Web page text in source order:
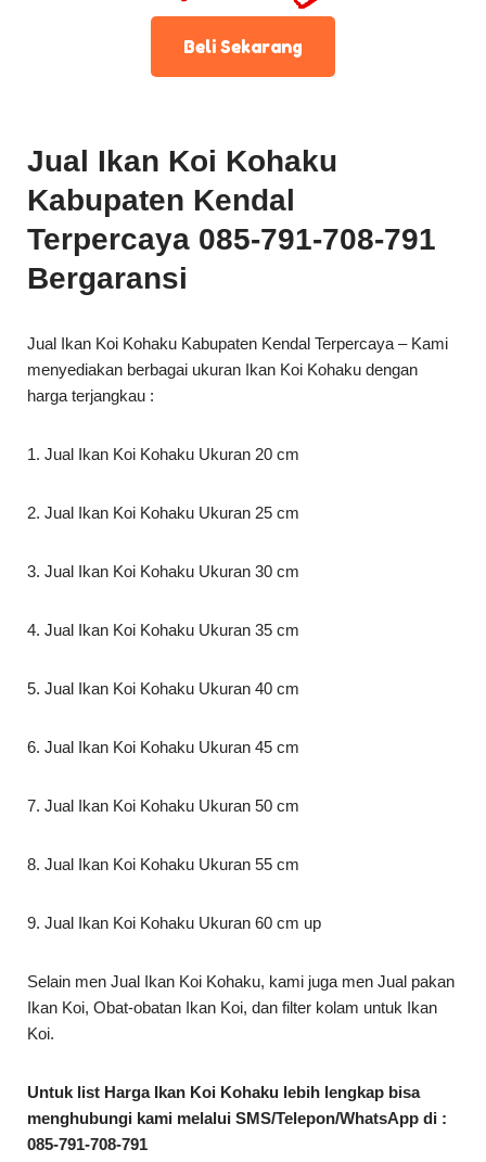
Beli Sekarang
Jual Ikan Koi Kohaku
Kabupaten Kendal
Terpercaya 085-791-708-791
Bergaransi
Jual Ikan Koi Kohaku Kabupaten Kendal Terpercaya – Kami
menyediakan berbagai ukuran Ikan Koi Kohaku dengan
harga terjangkau :
1. Jual Ikan Koi Kohaku Ukuran 20 cm
2. Jual Ikan Koi Kohaku Ukuran 25 cm
3. Jual Ikan Koi Kohaku Ukuran 30 cm
4. Jual Ikan Koi Kohaku Ukuran 35 cm
5. Jual Ikan Koi Kohaku Ukuran 40 cm
6. Jual Ikan Koi Kohaku Ukuran 45 cm
7. Jual Ikan Koi Kohaku Ukuran 50 cm
8. Jual Ikan Koi Kohaku Ukuran 55 cm
9. Jual Ikan Koi Kohaku Ukuran 60 cm up
Selain men Jual Ikan Koi Kohaku, kami juga men Jual pakan
Ikan Koi, Obat-obatan Ikan Koi, dan filter kolam untuk Ikan
Koi.
Untuk list Harga Ikan Koi Kohaku lebih lengkap bisa
menghubungi kami melalui SMS/Telepon/WhatsApp di :
085-791-708-791